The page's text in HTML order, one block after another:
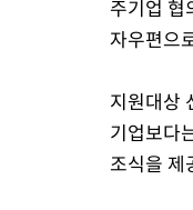
주기업 협
자우편으
지원대상
기업보다
조식을 제